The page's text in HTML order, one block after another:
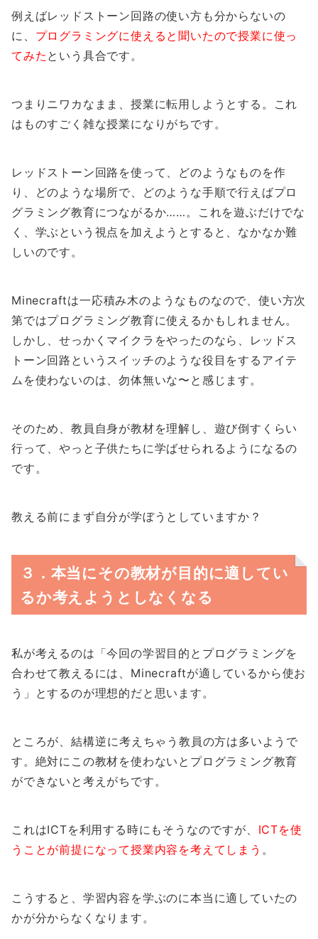
例えばレッドストーン回路の使い方も分からないの
に、 プログラミングに使えると聞いたので授業に使っ
てみた という具合です。
つまりニワカなまま、授業に転用しようとする。これ
はものすごく雑な授業になりがちです。
レッドストーン回路を使って、どのようなものを作
り、どのような場所で、どのような手順で行えばプロ
グラミング教育につながるか……。これを遊ぶだけでな
く、学ぶという視点を加えようとすると、なかなか難
しいのです。
Minecraftは一応積み木のようなものなので、使い方次
第ではプログラミング教育に使えるかもしれません。
しかし、せっかくマイクラをやったのなら、レッドス
トーン回路というスイッチのような役目をするアイテ
ムを使わないのは、勿体無いな〜と感じます。
そのため、教員自身が教材を理解し、遊び倒すくらい
行って、やっと子供たちに学ばせられるようになるの
です。
教える前にまず自分が学ぼうとしていますか？
３．本当にその教材が目的に適してい
るか考えようとしなくなる
私が考えるのは「今回の学習目的とプログラミングを
合わせて教えるには、Minecraftが適しているから使お
う」とするのが理想的だと思います。
ところが、結構逆に考えちゃう教員の方は多いようで
す。絶対にこの教材を使わないとプログラミング教育
ができないと考えがちです。
これはICTを利用する時にもそうなのですが、 ICTを使
うことが前提になって授業内容を考えてしまう 。
こうすると、学習内容を学ぶのに本当に適していたの
かが分からなくなります。